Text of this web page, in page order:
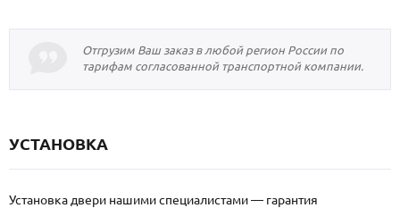
Отгрузим Ваш заказ в любой регион России по
тарифам согласованной транспортной компании.
УСТАНОВКА
Установка двери нашими специалистами — гарантия